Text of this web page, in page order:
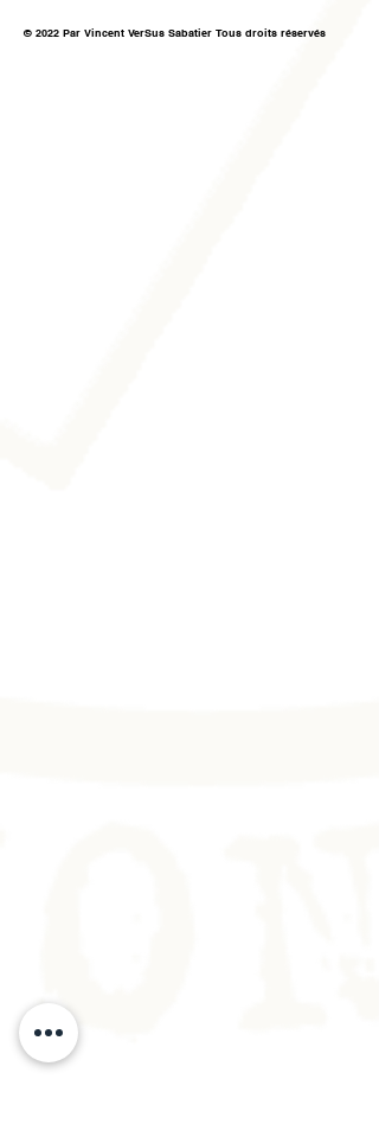
© 2022 Par Vincent VerSus Sabatier Tous droits réservés